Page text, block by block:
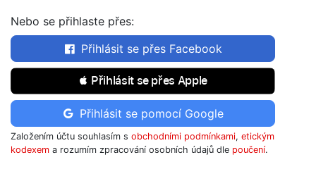
Nebo se přihlaste přes:
Přihlásit se přes Facebook
 Přihlásit se přes Apple
Přihlásit se pomocí Google
Založením účtu souhlasím s obchodními podmínkami, etickým
kodexem a rozumím zpracování osobních údajů dle poučení.